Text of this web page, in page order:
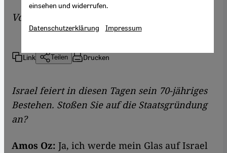
Von
Link Teilen Drucken
Israel feiert in diesen Tagen sein 70-jähriges
Bestehen. Stoßen Sie auf die Staatsgründung
an?
Amos Oz: Ja, ich werde mein Glas auf Israel
einsehen und widerrufen.
Datenschutzerklärung Impressum